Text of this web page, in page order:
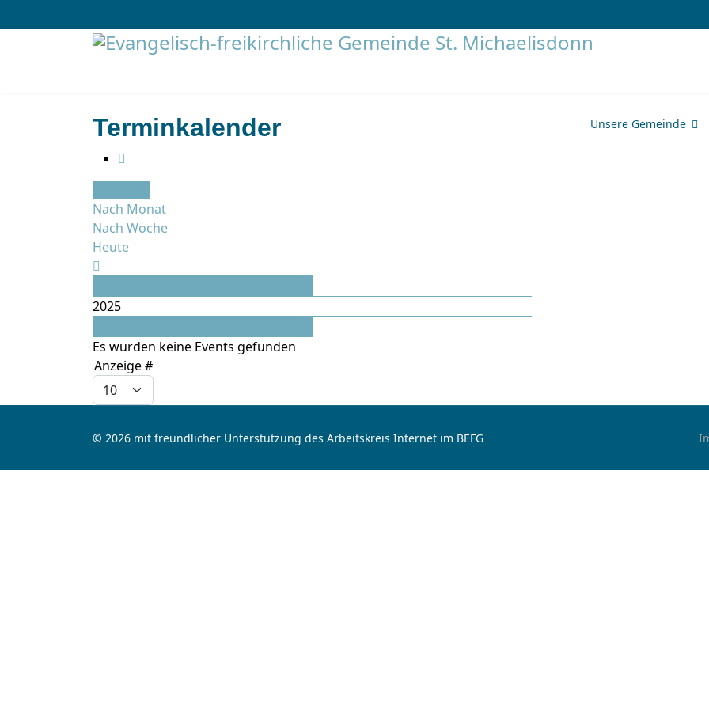
Unsere Gemeinde
Terminkalender
Nach Monat
Nach Woche
Heute
2025
Es wurden keine Events gefunden
Limite der Paginierungsliste
Anzeige #
© 2026 mit freundlicher Unterstützung des Arbeitskreis Internet im BEFG